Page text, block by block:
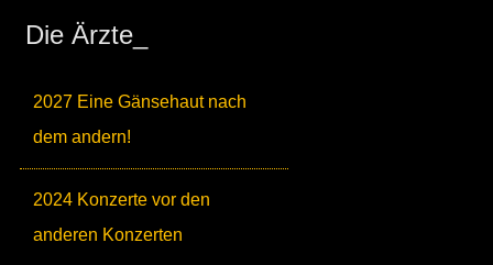
Die Ärzte_
2027 Eine Gänsehaut nach
dem andern!
2024 Konzerte vor den
anderen Konzerten